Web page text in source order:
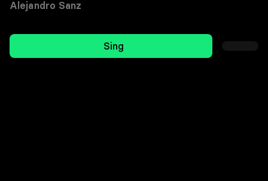
Alejandro Sanz
Sing